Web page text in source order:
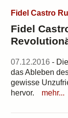
Fidel Castro
Fidel
07.12.2016 -
das Ableben
gewisse
hervor.
mehr...